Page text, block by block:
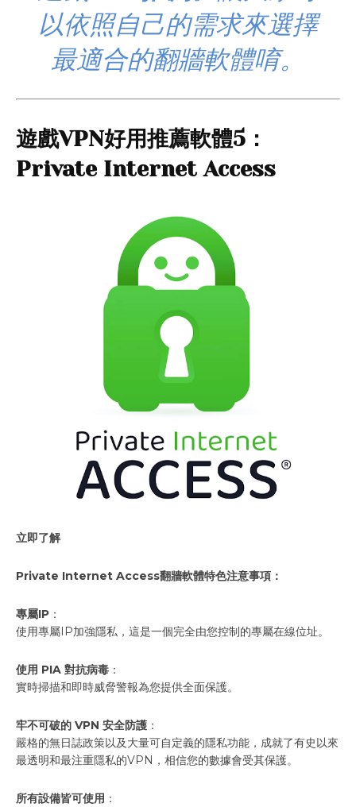
以依照自己的需求來選擇
最適合的翻牆軟體唷。
遊戲VPN好用推薦軟體5：
Private Internet Access
立即了解
Private Internet Access翻牆軟體特色注意事項：
專屬IP ：
使用專屬IP加強隱私，這是一個完全由您控制的專屬在線位址。
使用 PIA 對抗病毒 ：
實時掃描和即時威脅警報為您提供全面保護。
牢不可破的 VPN 安全防護 ：
嚴格的無日誌政策以及大量可自定義的隱私功能，成就了有史以來
最透明和最注重隱私的VPN，相信您的數據會受其保護。
所有設備皆可使用 ：